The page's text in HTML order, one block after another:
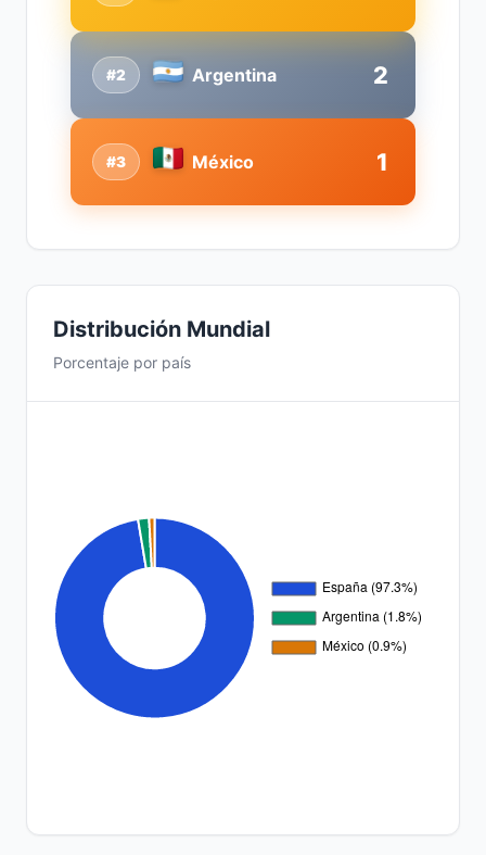
#2 Argentina 2
#3 México 1
Distribución Mundial
Porcentaje por país